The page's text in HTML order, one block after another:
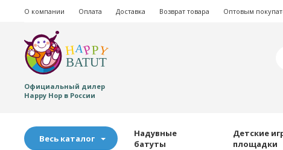
О компании Оплата Доставка Возврат товара Оптовым
Официальный дилер
Happy Hop в России
Весь каталог
Надувные
батуты
Детские
площадки